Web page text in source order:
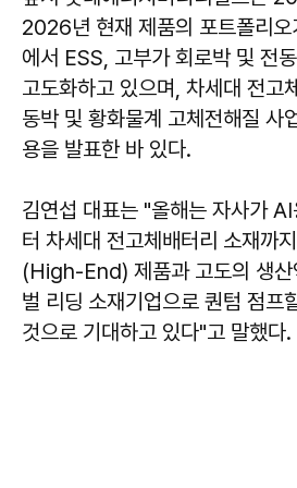
2026년 현재 제품의 포트폴리
에서 ESS, 고부가 회로박 및 전
고도화하고 있으며, 차세대 전고
동박 및 황화물계 고체전해질 사
용을 발표한 바 있다.
김연섭 대표는 "올해는 자사가
터 차세대 전고체배터리 소재까
(High-End) 제품과 고도의 생산
벌 리딩 소재기업으로 퀀텀 점프
것으로 기대하고 있다"고 말했다.